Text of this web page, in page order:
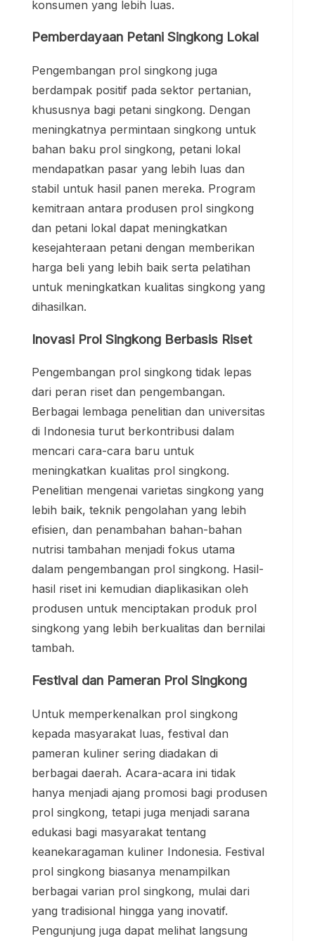
konsumen yang lebih luas.
Pemberdayaan Petani Singkong Lokal
Pengembangan prol singkong juga
berdampak positif pada sektor pertanian,
khususnya bagi petani singkong. Dengan
meningkatnya permintaan singkong untuk
bahan baku prol singkong, petani lokal
mendapatkan pasar yang lebih luas dan
stabil untuk hasil panen mereka. Program
kemitraan antara produsen prol singkong
dan petani lokal dapat meningkatkan
kesejahteraan petani dengan memberikan
harga beli yang lebih baik serta pelatihan
untuk meningkatkan kualitas singkong yang
dihasilkan.
Inovasi Prol Singkong Berbasis Riset
Pengembangan prol singkong tidak lepas
dari peran riset dan pengembangan.
Berbagai lembaga penelitian dan universitas
di Indonesia turut berkontribusi dalam
mencari cara-cara baru untuk
meningkatkan kualitas prol singkong.
Penelitian mengenai varietas singkong yang
lebih baik, teknik pengolahan yang lebih
efisien, dan penambahan bahan-bahan
nutrisi tambahan menjadi fokus utama
dalam pengembangan prol singkong. Hasil-
hasil riset ini kemudian diaplikasikan oleh
produsen untuk menciptakan produk prol
singkong yang lebih berkualitas dan bernilai
tambah.
Festival dan Pameran Prol Singkong
Untuk memperkenalkan prol singkong
kepada masyarakat luas, festival dan
pameran kuliner sering diadakan di
berbagai daerah. Acara-acara ini tidak
hanya menjadi ajang promosi bagi produsen
prol singkong, tetapi juga menjadi sarana
edukasi bagi masyarakat tentang
keanekaragaman kuliner Indonesia. Festival
prol singkong biasanya menampilkan
berbagai varian prol singkong, mulai dari
yang tradisional hingga yang inovatif.
Pengunjung juga dapat melihat langsung